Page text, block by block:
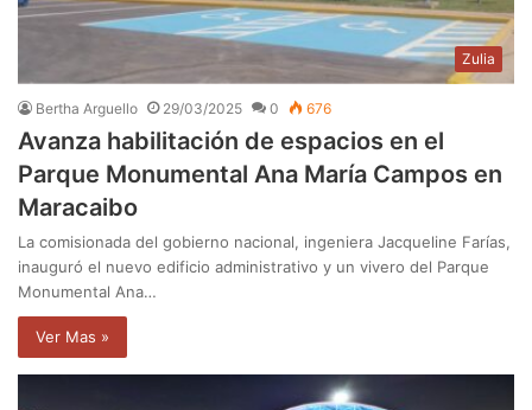
Zulia
Bertha Arguello 29/03/2025 0 676
Avanza habilitación de espacios en el
Parque Monumental Ana María Campos en
Maracaibo
La comisionada del gobierno nacional, ingeniera Jacqueline Farías,
inauguró el nuevo edificio administrativo y un vivero del Parque
Monumental Ana…
Ver Mas »